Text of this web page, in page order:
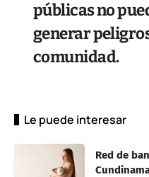
públicas no
generar
comunidad.
Le puede interesar
Red de